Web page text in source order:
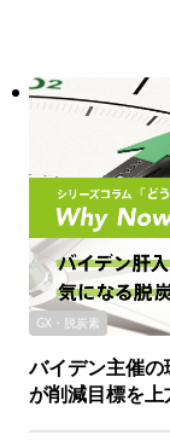
GX・脱炭素
バイデン主催
が削減目標を上